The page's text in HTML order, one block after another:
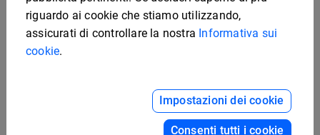
riguardo ai cookie che stiamo utilizzando,
assicurati di controllare la nostra Informativa sui
cookie.
Impostazioni dei cookie
Consenti tutti i cookie